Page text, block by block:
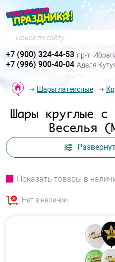
Поиск по сайту
+7 (900) 324-44-53 пр-т.
+7 (996) 900-40-04 Аделя
Шары латексные
Шары круглые с
Веселья
Показать товары в
Нет в наличии